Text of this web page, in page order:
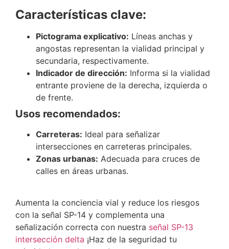
Características clave:
Pictograma explicativo: Líneas anchas y
angostas representan la vialidad principal y
secundaria, respectivamente.
Indicador de dirección: Informa si la vialidad
entrante proviene de la derecha, izquierda o
de frente.
Usos recomendados:
Carreteras: Ideal para señalizar
intersecciones en carreteras principales.
Zonas urbanas: Adecuada para cruces de
calles en áreas urbanas.
Aumenta la conciencia vial y reduce los riesgos
con la señal SP-14 y complementa una
señalización correcta con nuestra señal SP-13
intersección delta ¡Haz de la seguridad tu